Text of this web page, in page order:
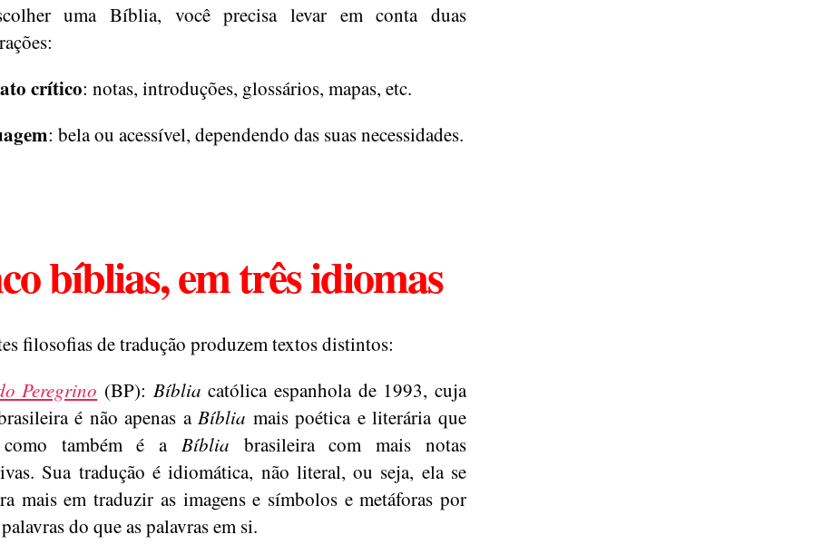
uma Bíblia, você precisa levar em conta duas
crítico: notas, introduções, glossários, mapas, etc.
: bela ou acessível, dependendo das suas necessidades.
bíblias, em três idiomas
filosofias de tradução produzem textos distintos:
Peregrino (BP): Bíblia católica espanhola de 1993, cuja
é não apenas aBíblia mais poética e literária que
como também é a Bíblia brasileira com mais notas
Sua tradução é idiomática, não literal, ou seja, ela se
mais em traduzir as imagens e símbolos e metáforas por
do que as palavras em si.